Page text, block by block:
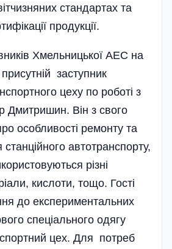
стандартах та
продукції.
Хмельницької АЕС на
присутній заступник
цеху по роботі з
Дмитришин. Він з свого
особливості ремонту та
автотранспорту,
різні
кислоти, тощо. Гості
до експериментальних
спеціального одягу
цех. Для потреб